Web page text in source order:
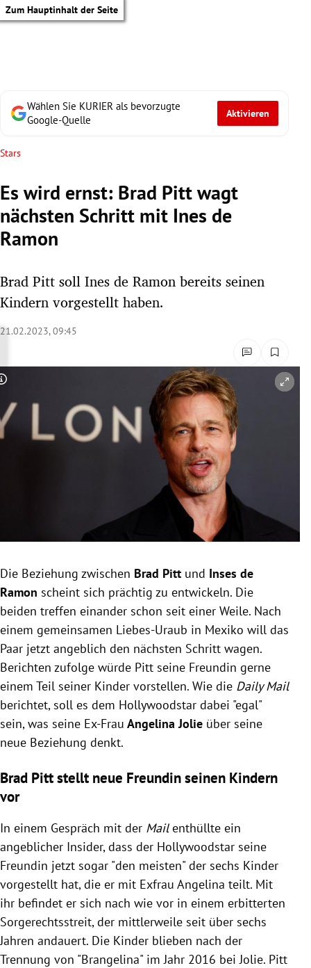
Zum Hauptinhalt der Seite
Untermenü
Untermenü
Untermenü
Wählen Sie KURIER als bevorzugte
Google-Quelle
Aktivieren
Stars
Es wird ernst: Brad Pitt wagt
nächsten Schritt mit Ines de
Ramon
Brad Pitt soll Ines de Ramon bereits seinen
Kindern vorgestellt haben.
21.02.2023, 09:45
Copyright-Hinweis öffnen/schließen
Die Beziehung zwischen Brad Pitt und Inses de
Ramon scheint sich prächtig zu entwickeln. Die
beiden treffen einander schon seit einer Weile. Nach
einem gemeinsamen Liebes-Uraub in Mexiko will das
Paar jetzt angeblich den nächsten Schritt wagen.
Berichten zufolge würde Pitt seine Freundin gerne
einem Teil seiner Kinder vorstellen. Wie die Daily Mail
berichtet, soll es dem Hollywoodstar dabei "egal"
sein, was seine Ex-Frau Angelina Jolie über seine
neue Beziehung denkt.
Brad Pitt stellt neue Freundin seinen Kindern
vor
In einem Gespräch mit der Mailenthüllte ein
angeblicher Insider, dass der Hollywoodstar seine
Freundin jetzt sogar "den meisten" der sechs Kinder
vorgestellt hat, die er mit Exfrau Angelina teilt. Mit
ihr befindet er sich nach wie vor in einem erbitterten
Sorgerechtsstreit, der mittlerweile seit über sechs
Jahren andauert. Die Kinder blieben nach der
Trennung von "Brangelina" im Jahr 2016 bei Jolie. Pitt